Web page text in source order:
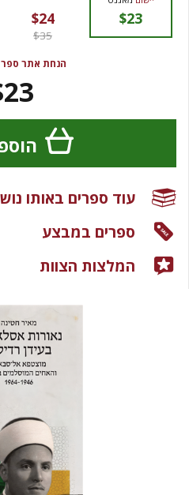
$23
$24
$35
הנחת אתר ספר
עוד ספרים באותו
ספרים במבצע
המלצות הצוות